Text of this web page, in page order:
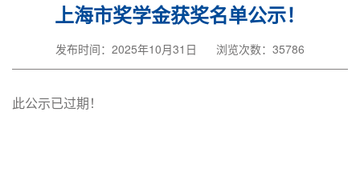
上海市奖学金获奖名单公示！
发布时间：2025年10月31日 浏览次数：35786
此公示已过期！